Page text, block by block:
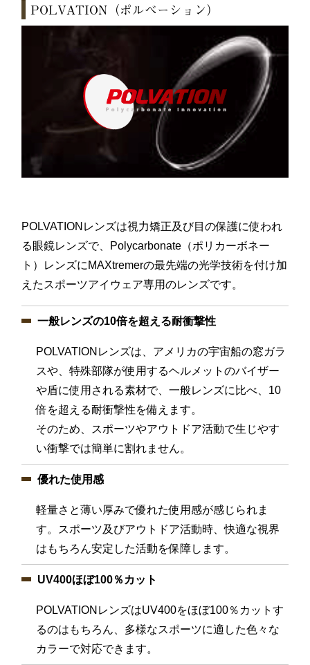
POLVATION（ポルベーション）
POLVATIONレンズは視力矯正及び目の保護に使われ
る眼鏡レンズで、Polycarbonate（ポリカーボネー
ト）レンズにMAXtremerの最先端の光学技術を付け加
えたスポーツアイウェア専用のレンズです。
一般レンズの10倍を超える耐衝撃性
POLVATIONレンズは、アメリカの宇宙船の窓ガラ
スや、特殊部隊が使用するヘルメットのバイザー
や盾に使用される素材で、一般レンズに比べ、10
倍を超える耐衝撃性を備えます。
そのため、スポーツやアウトドア活動で生じやす
い衝撃では簡単に割れません。
優れた使用感
軽量さと薄い厚みで優れた使用感が感じられま
す。スポーツ及びアウトドア活動時、快適な視界
はもちろん安定した活動を保障します。
UV400ほぼ100％カット
POLVATIONレンズはUV400をほぼ100％カットす
るのはもちろん、多様なスポーツに適した色々な
カラーで対応できます。